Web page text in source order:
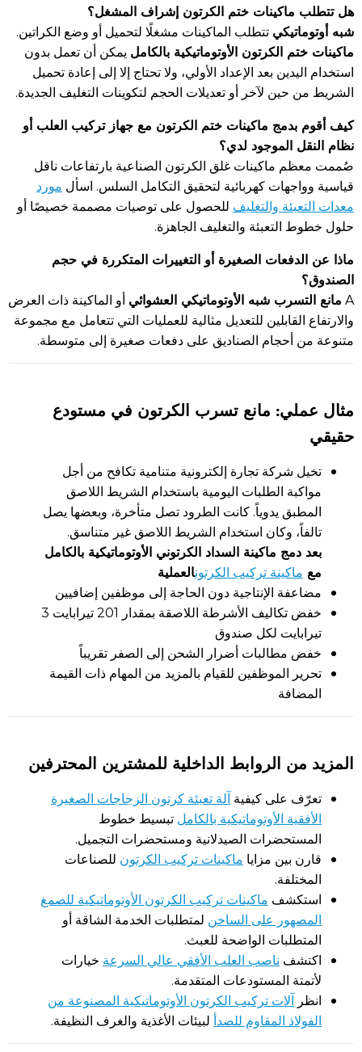
هل تتطلب ماكينات ختم الكرتون إشراف المشغل؟
شبه أوتوماتيكي تتطلب الماكينات مشغلًا لتحميل أو وضع الكراتين.
ماكينات ختم الكرتون الأوتوماتيكية بالكامل يمكن أن تعمل بدون
استخدام اليدين بعد الإعداد الأولي، ولا تحتاج إلا إلى إعادة تحميل
الشريط من حين لآخر أو تعديلات الحجم لتكوينات التغليف الجديدة.
كيف أقوم بدمج ماكينات ختم الكرتون مع جهاز تركيب العلب أو
نظام النقل الموجود لدي؟
صُممت معظم ماكينات غلق الكرتون الصناعية بارتفاعات ناقل
قياسية وواجهات كهربائية لتحقيق التكامل السلس. اسأل مورد
معدات التعبئة والتغليف للحصول على توصيات مصممة خصيصًا أو
حلول خطوط التعبئة والتغليف الجاهزة.
ماذا عن الدفعات الصغيرة أو التغييرات المتكررة في حجم
الصندوق؟
A مانع التسرب شبه الأوتوماتيكي العشوائي أو الماكينة ذات العرض
والارتفاع القابلين للتعديل مثالية للعمليات التي تتعامل مع مجموعة
متنوعة من أحجام الصناديق على دفعات صغيرة إلى متوسطة.
مثال عملي: مانع تسرب الكرتون في مستودع
حقيقي
تخيل شركة تجارة إلكترونية متنامية تكافح من أجل
مواكبة الطلبات اليومية باستخدام الشريط اللاصق
المطبق يدوياً. كانت الطرود تصل متأخرة، وبعضها يصل
تالفاً، وكان استخدام الشريط اللاصق غير متناسق.
بعد دمج ماكينة السداد الكرتوني الأوتوماتيكية بالكامل
مع ماكينة تركيب الكرتونالعملية
مضاعفة الإنتاجية دون الحاجة إلى موظفين إضافيين
خفض تكاليف الأشرطة اللاصقة بمقدار 201 تيرابايت 3
تيرابايت لكل صندوق
خفض مطالبات أضرار الشحن إلى الصفر تقريباً
تحرير الموظفين للقيام بالمزيد من المهام ذات القيمة
المضافة
المزيد من الروابط الداخلية للمشترين المحترفين
تعرّف على كيفية آلة تعبئة كرتون الزجاجات الصغيرة
الأفقية الأوتوماتيكية بالكامل تبسيط خطوط
المستحضرات الصيدلانية ومستحضرات التجميل.
قارن بين مزايا ماكينات تركيب الكرتون للصناعات
المختلفة.
استكشف ماكينات تركيب الكرتون الأوتوماتيكية للصمغ
المصهور على الساخن لمتطلبات الخدمة الشاقة أو
المتطلبات الواضحة للعبث.
اكتشف ناصب العلب الأفقي عالي السرعة خيارات
لأتمتة المستودعات المتقدمة.
انظر آلات تركيب الكرتون الأوتوماتيكية المصنوعة من
الفولاذ المقاوم للصدأ لبيئات الأغذية والغرف النظيفة.